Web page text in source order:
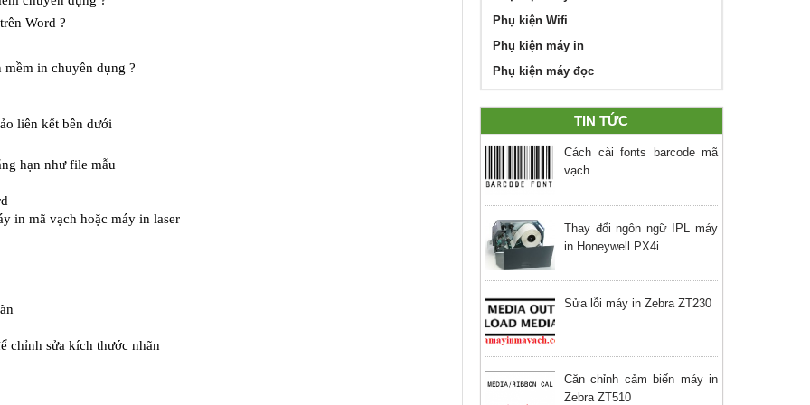
Word ?
mềm in chuyên dụng ?
liên kết bên dưới
hạn như file mẫu
in mã vạch hoặc máy in laser
chỉnh sửa kích thước nhãn
Phụ kiện Wifi
Phụ kiện máy in
Phụ kiện máy đọc
TIN TỨC
Cách cài fonts barcode mã
vạch
Thay đổi ngôn ngữ IPL máy
in Honeywell PX4i
Sửa lỗi máy in Zebra ZT230
Căn chỉnh cảm biến máy in
Zebra ZT510